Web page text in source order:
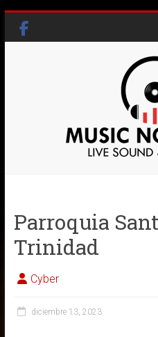
Skip
content
Stop
Live
&
in
Parroquia
Trinidad
Cyber
diciembre 13, 2023